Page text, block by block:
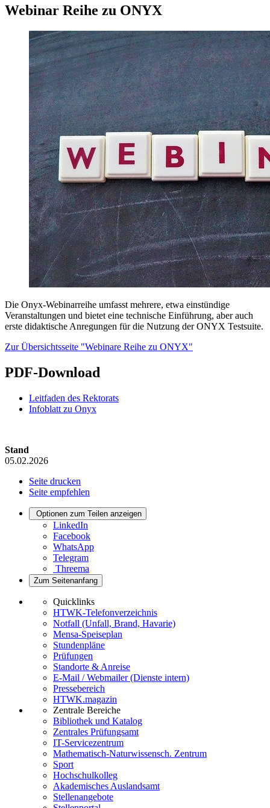
Webinar Reihe zu ONYX
Die Onyx-Webinarreihe umfasst mehrere, etwa einstündige
Veranstaltungen und bietet eine technische Einführung, aber auch
erste didaktische Anregungen für die Nutzung der ONYX Testsuite.
Zur Übersichtsseite "Webinare Reihe zu ONYX"
PDF-Download
Leitfaden des Rektorats
Infoblatt zu Onyx
Stand
05.02.2026
Seite drucken
Seite empfehlen
Optionen zum Teilen anzeigen
LinkedIn
Facebook
WhatsApp
Telegram
Threema
Zum Seitenanfang
Quicklinks
HTWK-Telefonverzeichnis
Notfall (Unfall, Brand, Havarie)
Mensa-Speiseplan
Stundenpläne
Prüfungen
Standorte & Anreise
E-Mail / Webmailer (Dienste intern)
Pressebereich
HTWK.magazin
Zentrale Bereiche
Bibliothek und Katalog
Zentrales Prüfungsamt
IT-Servicezentrum
Mathematisch-Naturwissensch. Zentrum
Sport
Hochschulkolleg
Akademisches Auslandsamt
Stellenangebote